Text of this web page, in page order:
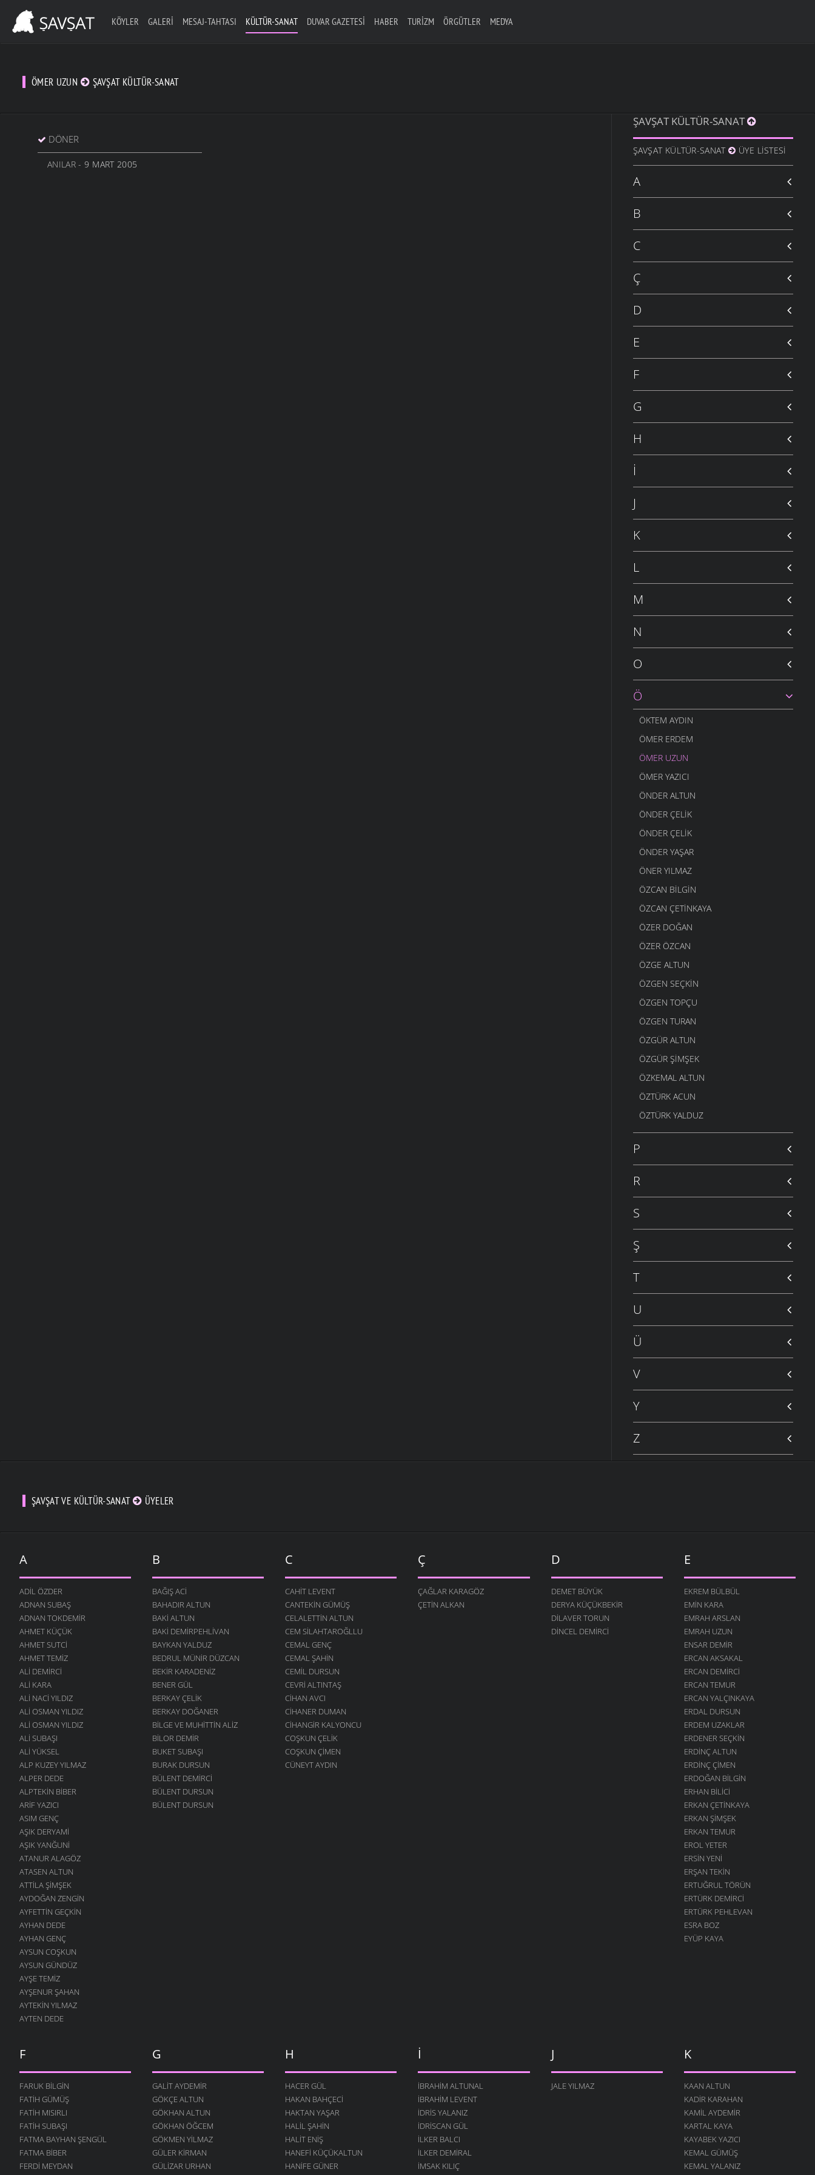
KÖYLER GALERI MESAJ-TAHTASI KÜLTÜR-SANAT DUVAR GAZETESI HABER TURIZM ÖRGÜTLER MEDYA
ÖMER UZUN ŞAVŞAT KÜLTÜR-SANAT
DÖNER
ANILAR- 9 MART 2005
ŞAVŞAT KÜLTÜR-SANAT
ŞAVŞAT KÜLTÜR-SANAT ÜYE LISTESI
A
B
C
Ç
D
E
F
G
H
İ
J
K
L
M
N
O
Ö
ÖKTEM AYDIN
ÖMER ERDEM
ÖMER UZUN
ÖMER YAZICI
ÖNDER ALTUN
ÖNDER ÇELIK
ÖNDER ÇELIK
ÖNDER YAŞAR
ÖNER YILMAZ
ÖZCAN BILGIN
ÖZCAN ÇETINKAYA
ÖZER DOĞAN
ÖZER ÖZCAN
ÖZGE ALTUN
ÖZGEN SEÇKIN
ÖZGEN TOPÇU
ÖZGEN TURAN
ÖZGÜR ALTUN
ÖZGÜR ŞIMŞEK
ÖZKEMAL ALTUN
ÖZTÜRK ACUN
ÖZTÜRK YALDUZ
P
R
S
Ş
T
U
Ü
V
Y
Z
ŞAVŞAT VE KÜLTÜR-SANAT ÜYELER
A
ADIL ÖZDER
ADNAN SUBAŞ
ADNAN TOKDEMIR
AHMET KÜÇÜK
AHMET SUTCI
AHMET TEMIZ
ALI DEMIRCI
ALI KARA
ALI NACI YILDIZ
ALI OSMAN YILDIZ
ALI OSMAN YILDIZ
ALI SUBAŞI
ALI YÜKSEL
ALP KUZEY YILMAZ
ALPER DEDE
ALPTEKIN BIBER
ARIF YAZICI
ASIM GENÇ
AŞIK DERYAMI
AŞIK YANĞUNI
ATANUR ALAGÖZ
ATASEN ALTUN
ATTILA ŞIMŞEK
AYDOĞAN ZENGIN
AYFETTIN GEÇKIN
AYHAN DEDE
AYHAN GENÇ
AYSUN COŞKUN
AYSUN GÜNDÜZ
AYŞE TEMIZ
AYŞENUR ŞAHAN
AYTEKIN YILMAZ
AYTEN DEDE
B
BAĞIŞ ACI
BAHADIR ALTUN
BAKI ALTUN
BAKI DEMIRPEHLIVAN
BAYKAN YALDUZ
BEDRUL MÜNIR DÜZCAN
BEKIR KARADENIZ
BENER GÜL
BERKAY ÇELIK
BERKAY DOĞANER
BILGE VE MUHITTIN ALIZ
BILOR DEMIR
BUKET SUBAŞI
BURAK DURSUN
BÜLENT DEMIRCI
BÜLENT DURSUN
BÜLENT DURSUN
C
CAHIT LEVENT
CANTEKIN GÜMÜŞ
CELALETTIN ALTUN
CEM SILAHTAROĞLLU
CEMAL GENÇ
CEMAL ŞAHIN
CEMIL DURSUN
CEVRI ALTINTAŞ
CIHAN AVCI
CIHANER DUMAN
CIHANGIR KALYONCU
COŞKUN ÇELIK
COŞKUN ÇIMEN
CÜNEYT AYDIN
Ç
ÇAĞLAR KARAGÖZ
ÇETIN ALKAN
D
DEMET BÜYÜK
DERYA KÜÇÜKBEKIR
DILAVER TORUN
DINCEL DEMIRCI
E
EKREM BÜLBÜL
EMIN KARA
EMRAH ARSLAN
EMRAH UZUN
ENSAR DEMIR
ERCAN AKSAKAL
ERCAN DEMIRCI
ERCAN TEMUR
ERCAN YALÇINKAYA
ERDAL DURSUN
ERDEM UZAKLAR
ERDENER SEÇKIN
ERDINÇ ALTUN
ERDINÇ ÇIMEN
ERDOĞAN BILGIN
ERHAN BILICI
ERKAN ÇETINKAYA
ERKAN ŞIMŞEK
ERKAN TEMUR
EROL YETER
ERSIN YENI
ERŞAN TEKIN
ERTUĞRUL TÖRÜN
ERTÜRK DEMIRCI
ERTÜRK PEHLEVAN
ESRA BOZ
EYÜP KAYA
F
FARUK BILGIN
FATIH GÜMÜŞ
FATIH MISIRLI
FATIH SUBAŞI
FATMA BAYHAN ŞENGÜL
FATMA BIBER
FERDI MEYDAN
G
GALIT AYDEMIR
GÖKÇE ALTUN
GÖKHAN ALTUN
GÖKHAN ÖĞCEM
GÖKMEN YILMAZ
GÜLER KIRMAN
GÜLIZAR URHAN
H
HACER GÜL
HAKAN BAHÇECI
HAKTAN YAŞAR
HALIL ŞAHIN
HALIT ENIŞ
HANEFI KÜÇÜKALTUN
HANIFE GÜNER
İ
İBRAHIM ALTUNAL
İBRAHIM LEVENT
İDRIS YALANIZ
IDRISCAN GÜL
İLKER BALCI
İLKER DEMIRAL
İMSAK KILIÇ
J
JALE YILMAZ
K
KAAN ALTUN
KADIR KARAHAN
KAMIL AYDEMIR
KARTAL KAYA
KAYABEK YAZICI
KEMAL GÜMÜŞ
KEMAL YALANIZ